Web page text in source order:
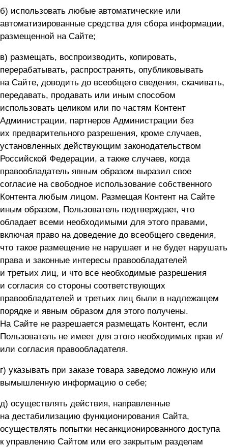
б) использовать любые автоматические или
автоматизированные средства для сбора информации,
размещенной на Сайте;
в) размещать, воспроизводить, копировать,
перерабатывать, распространять, опубликовывать
на Сайте, доводить до всеобщего сведения, скачивать,
передавать, продавать или иным способом
использовать целиком или по частям Контент
Администрации, партнеров Администрации без
их предварительного разрешения, кроме случаев,
установленных действующим законодательством
Российской Федерации, а также случаев, когда
правообладатель явным образом выразил свое
согласие на свободное использование собственного
Контента любым лицом. Размещая Контент на Сайте
иным образом, Пользователь подтверждает, что
обладает всеми необходимыми для этого правами,
включая право на доведение до всеобщего сведения,
что такое размещение не нарушает и не будет нарушать
права и законные интересы правообладателей
и третьих лиц, и что все необходимые разрешения
и согласия со стороны соответствующих
правообладателей и третьих лиц были в надлежащем
порядке и явным образом для этого получены.
На Сайте не разрешается размещать Контент, если
Пользователь не имеет для этого необходимых прав и/
или согласия правообладателя.
г) указывать при заказе товара заведомо ложную или
вымышленную информацию о себе;
д) осуществлять действия, направленные
на дестабилизацию функционирования Сайта,
осуществлять попытки несанкционированного доступа
к управлению Сайтом или его закрытым разделам